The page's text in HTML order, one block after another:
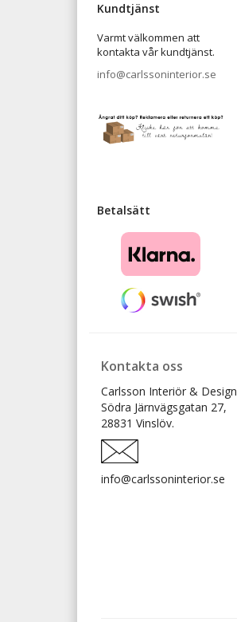
Kundtjänst
Varmt välkommen att
kontakta vår kundtjänst.
info@carlssoninterior.se
Betalsätt
Kontakta oss
Carlsson Interiör & Design
Södra Järnvägsgatan 27,
28831 Vinslöv.
info@carlssoninterior.se